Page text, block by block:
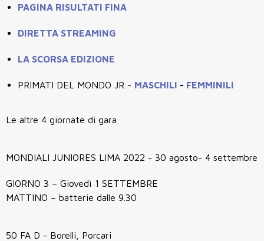
PAGINA RISULTATI FINA
DIRETTA STREAMING
LA SCORSA EDIZIONE
PRIMATI DEL MONDO JR - MASCHILI - FEMMINILI
Le altre 4 giornate di gara
MONDIALI JUNIORES LIMA 2022 - 30 agosto- 4 settembre
GIORNO 3 – Giovedì 1 SETTEMBRE
MATTINO – batterie dalle 9.30
50 FA D - Borelli, Porcari